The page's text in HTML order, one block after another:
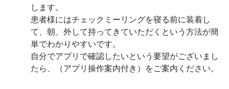
します。
患者様にはチェックミーリングを寝る前に装着し
て、朝、外して持ってきていただくという方法が簡
単でわかりやすいです。
自分でアプリで確認したいという要望がございまし
たら、（アプリ操作案内付き）をご案内ください。